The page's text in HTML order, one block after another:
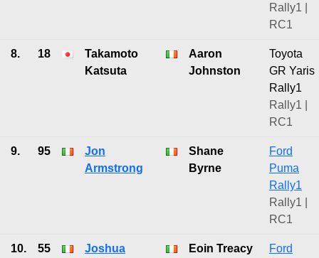
Rally1 |
RC1
8. 18
Takamoto
Katsuta
Aaron
Johnston
Toyota
GR Yaris
Rally1
Rally1 |
RC1
9. 95
Jon
Armstrong
Shane
Byrne
Ford
Puma
Rally1
Rally1 |
RC1
10. 55
Joshua
Eoin Treacy
Ford